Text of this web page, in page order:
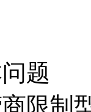
题
限制